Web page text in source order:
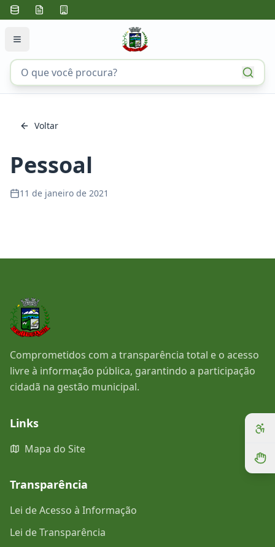
Voltar
Pessoal
11 de janeiro de 2021
Comprometidos com a transparência total e o acesso
livre à informação pública, garantindo a participação
cidadã na gestão municipal.
Links
Mapa do Site
Transparência
Lei de Acesso à Informação
Lei de Transparência